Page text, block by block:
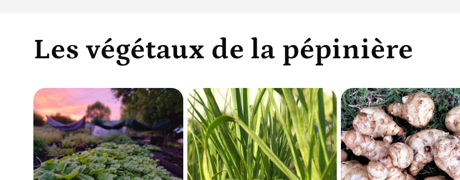
t
i
o
n
Les végétaux de la pépinière